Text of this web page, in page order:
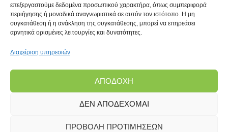
επεξεργαστούμε δεδομένα προσωπικού χαρακτήρα, όπως συμπεριφορά
περιήγησης ή μοναδικά αναγνωριστικά σε αυτόν τον ιστότοπο. Η μη
συγκατάθεση ή η ανάκληση της συγκατάθεσης, μπορεί να επηρεάσει
αρνητικά ορισμένες λειτουργίες και δυνατότητες.
Διαχείριση υπηρεσιών
ΑΠΟΔΟΧΉ
ΔΕΝ ΑΠΟΔΈΧΟΜΑΙ
ΠΡΟΒΟΛΉ ΠΡΟΤΙΜΉΣΕΩΝ
Copyright © 2026 | Kanarinokosmos.gr | Development